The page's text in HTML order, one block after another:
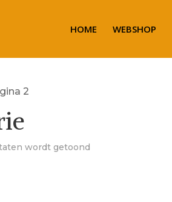
HOME WEBSHOP
2
wordt getoond